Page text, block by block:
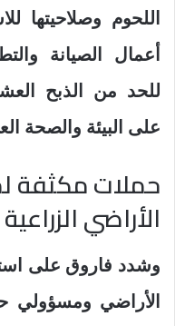
اللحوم وصلاحيتها
أعمال الصيانة
للحد من الذبح
على البيئة والصحة
حملات مكثفة
الأراضي الزراعية
وشدد فاروق على
الأراضي ومسؤولي